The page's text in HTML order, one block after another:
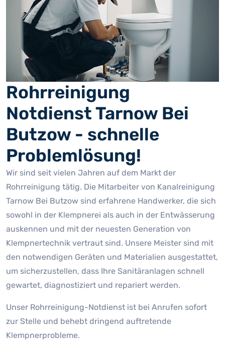
Rohrreinigung
Notdienst Tarnow Bei
Butzow - schnelle
Problemlösung!
Wir sind seit vielen Jahren auf dem Markt der
Rohrreinigung tätig. Die Mitarbeiter von Kanalreinigung
Tarnow Bei Butzow sind erfahrene Handwerker, die sich
sowohl in der Klempnerei als auch in der Entwässerung
auskennen und mit der neuesten Generation von
Klempnertechnik vertraut sind. Unsere Meister sind mit
den notwendigen Geräten und Materialien ausgestattet,
um sicherzustellen, dass Ihre Sanitäranlagen schnell
gewartet, diagnostiziert und repariert werden.
Unser Rohrreinigung-Notdienst ist bei Anrufen sofort
zur Stelle und behebt dringend auftretende
Klempnerprobleme.